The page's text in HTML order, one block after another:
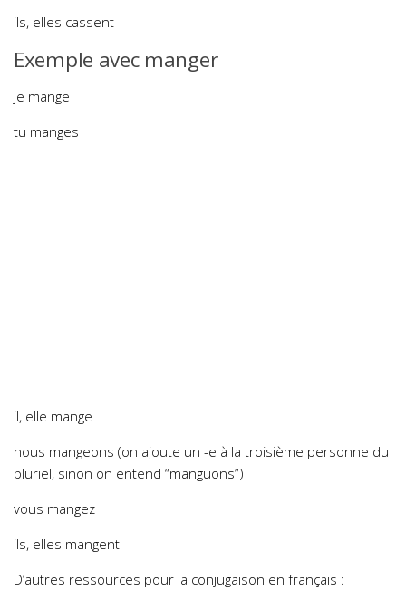
ils, elles cassent
Exemple avec manger
je mange
tu manges
il, elle mange
nous mangeons (on ajoute un -e à la troisième personne du
pluriel, sinon on entend “manguons”)
vous mangez
ils, elles mangent
D’autres ressources pour la conjugaison en français :